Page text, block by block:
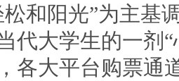
松和阳光”为主基
代大学生的一剂
各大平台购票通